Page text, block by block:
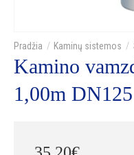
Kaminų sistemos
Kamino
1,00m DN125